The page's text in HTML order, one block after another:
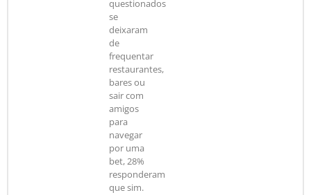
questionados
se
deixaram
de
frequentar
restaurantes,
bares ou
sair com
amigos
para
navegar
por uma
bet, 28%
responderam
que sim.